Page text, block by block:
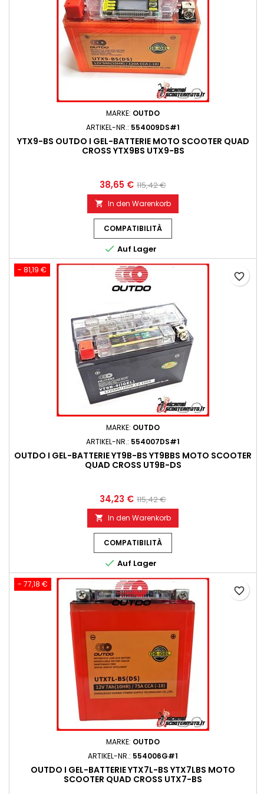
MARKE: OUTDO
ARTIKEL-NR.: 554009DS#1
YTX9-BS OUTDO I GEL-BATTERIE MOTO SCOOTER QUAD
CROSS YTX9BS UTX9-BS
38,65 € 115,42 €
 In den Warenkorb
COMPATIBILITÀ
 Auf Lager
- 81,19 €
MARKE: OUTDO
ARTIKEL-NR.: 554007DS#1
OUTDO I GEL-BATTERIE YT9B-BS YT9BBS MOTO SCOOTER
QUAD CROSS UT9B-DS
34,23 € 115,42 €
 In den Warenkorb
COMPATIBILITÀ
 Auf Lager
favorite_border
- 77,18 €
MARKE: OUTDO
ARTIKEL-NR.: 554006G#1
OUTDO I GEL-BATTERIE YTX7L-BS YTX7LBS MOTO
SCOOTER QUAD CROSS UTX7-BS
favorite_border